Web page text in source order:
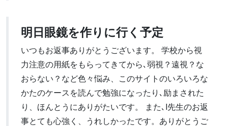
明日眼鏡を作りに行く予定
いつもお返事ありがとうございます。 学校から視
力注意の用紙をもらってきてから､弱視？遠視？な
おらない？など色々悩み、このサイトのいろいろな
かたのケースを読んで勉強になったり､励まされた
り、ほんとうにありがたいです。 また､I先生のお返
事とても心強く、うれしかったです。ありがとうご